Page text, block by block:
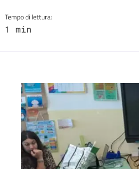
Tempo di lettura:
1 min